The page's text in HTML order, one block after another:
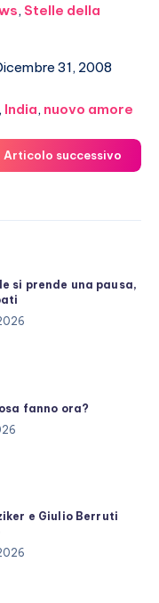
, Stelle della
31, 2008
, India, nuovo amore
Articolo successivo
si prende una pausa,
fanno ora?
e Giulio Berruti